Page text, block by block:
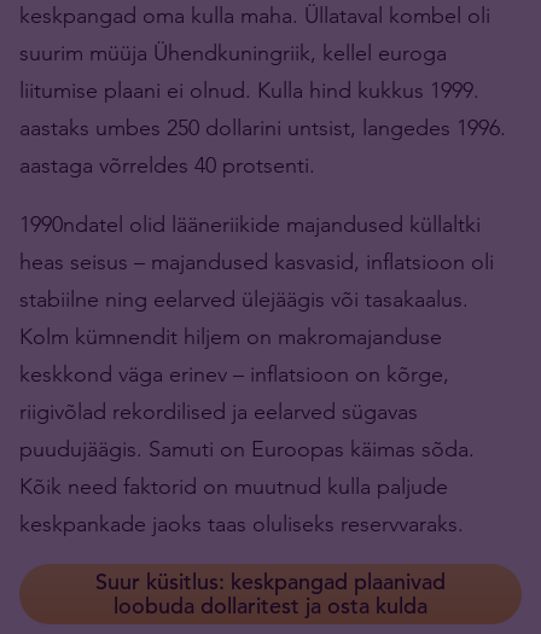
keskpangad oma kulla maha. Üllataval kombel oli
suurim müüja Ühendkuningriik, kellel euroga
liitumise plaani ei olnud. Kulla hind kukkus 1999.
aastaks umbes 250 dollarini untsist, langedes 1996.
aastaga võrreldes 40 protsenti.
1990ndatel olid lääneriikide majandused küllaltki
heas seisus – majandused kasvasid, inflatsioon oli
stabiilne ning eelarved ülejäägis või tasakaalus.
Kolm kümnendit hiljem on makromajanduse
keskkond väga erinev – inflatsioon on kõrge,
riigivõlad rekordilised ja eelarved sügavas
puudujäägis. Samuti on Euroopas käimas sõda.
Kõik need faktorid on muutnud kulla paljude
keskpankade jaoks taas oluliseks reservvaraks.
Suur küsitlus: keskpangad plaanivad
loobuda dollaritest ja osta kulda